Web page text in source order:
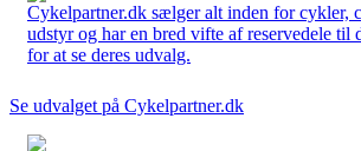
Cykelpartner.dk sælger alt inden for cykler,
udstyr og har en bred vifte af reservedele
for at se deres udvalg.
Se udvalget på Cykelpartner.dk